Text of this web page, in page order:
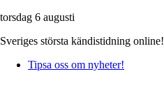
torsdag 6 augusti
Sveriges största kändistidning online!
Tipsa oss om nyheter!